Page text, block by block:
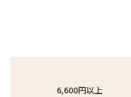
6,600円以上